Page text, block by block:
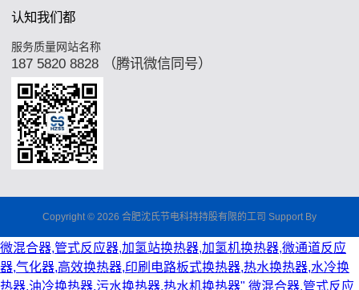
认知我们都
服务质量网站名称
187 5820 8828 （腾讯微信同号）
Copyright © 2026 合肥沈氏节电科持持股有限的工司 Support By
微混合器,管式反应器,加氢站换热器,加氢机换热器,微通道反应
器,气化器,高效换热器,印刷电路板式换热器,热水换热器,水冷换
热器,油冷换热器,污水换热器,热水机换热器" 微混合器,管式反应